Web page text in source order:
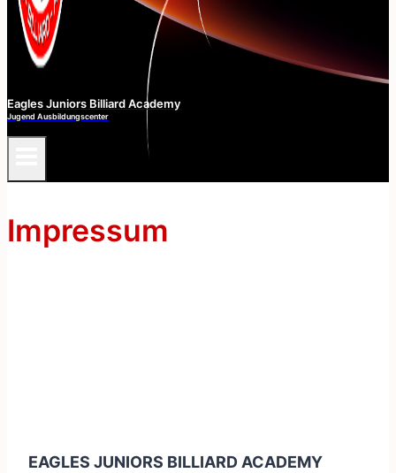
Eagles Juniors Billiard Academy
Jugend Ausbildungscenter
Impressum
EAGLES JUNIORS BILLIARD ACADEMY